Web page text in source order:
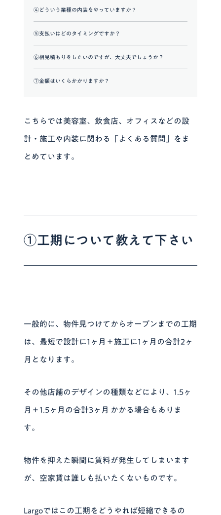
④どういう業種の内装をやっていますか？
⑤支払いはどのタイミングですか？
⑥相見積もりをしたいのですが、大丈夫でしょうか？
⑦金額はいくらかかりますか？
こちらでは美容室、飲食店、オフィスなどの設
計・施工や内装に関わる「よくある質問」をま
とめています。
①工期について教えて下さい
一般的に、物件見つけてからオープンまでの工期
は、最短で設計に1ヶ月＋施工に1ヶ月の合計2ヶ
月 となります。
その他店舗のデザインの種類などにより、1.5ヶ
月＋1.5ヶ月の合計3ヶ月 かかる場合もありま
す。
物件を抑えた瞬間に賃料が発生してしまいます
が、空家賃は誰しも払いたくないものです。
Largoではこの工期をどうやれば短縮できるの